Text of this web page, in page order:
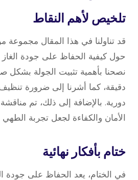
تلخيص لأهم النقاط
قد تناولنا في هذا المقال مجموعة
حول كيفية الحفاظ على جودة الغاز
نصحنا بأهمية تثبيت الجولة بشكل
دقيقة، كما أشرنا إلى ضرورة
دورية. بالإضافة إلى ذلك، تم
الأمان والكفاءة لجعل تجربة الطهي
ختام بأفكار نهائية
في الختام، يعد الحفاظ على جودة